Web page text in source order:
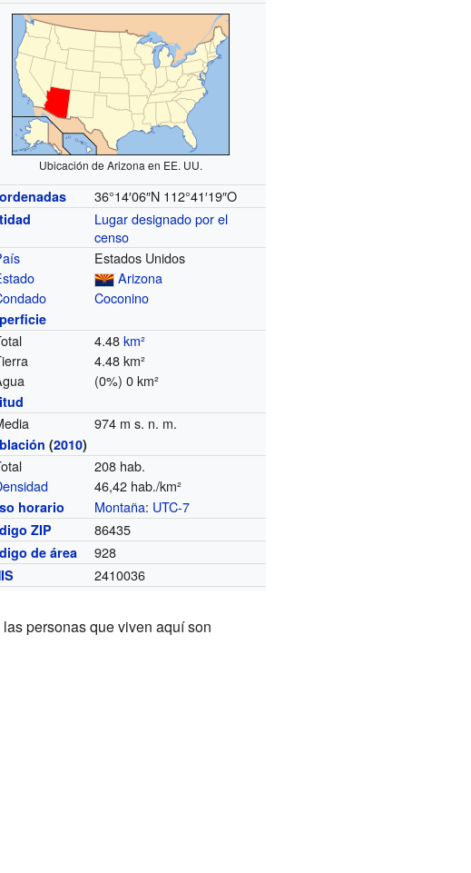
Ubicación de Arizona en EE. UU.
36°14′06″N 112°41′19″O
Lugar designado por el
censo
Estados Unidos
Arizona
Coconino
4.48km²
4.48 km²
(0%) 0 km²
974 m s. n. m.
(2010)
208 hab.
46,42 hab./km²
horario Montaña: UTC-7
ZIP 86435
de área 928
2410036
personas que viven aquí son